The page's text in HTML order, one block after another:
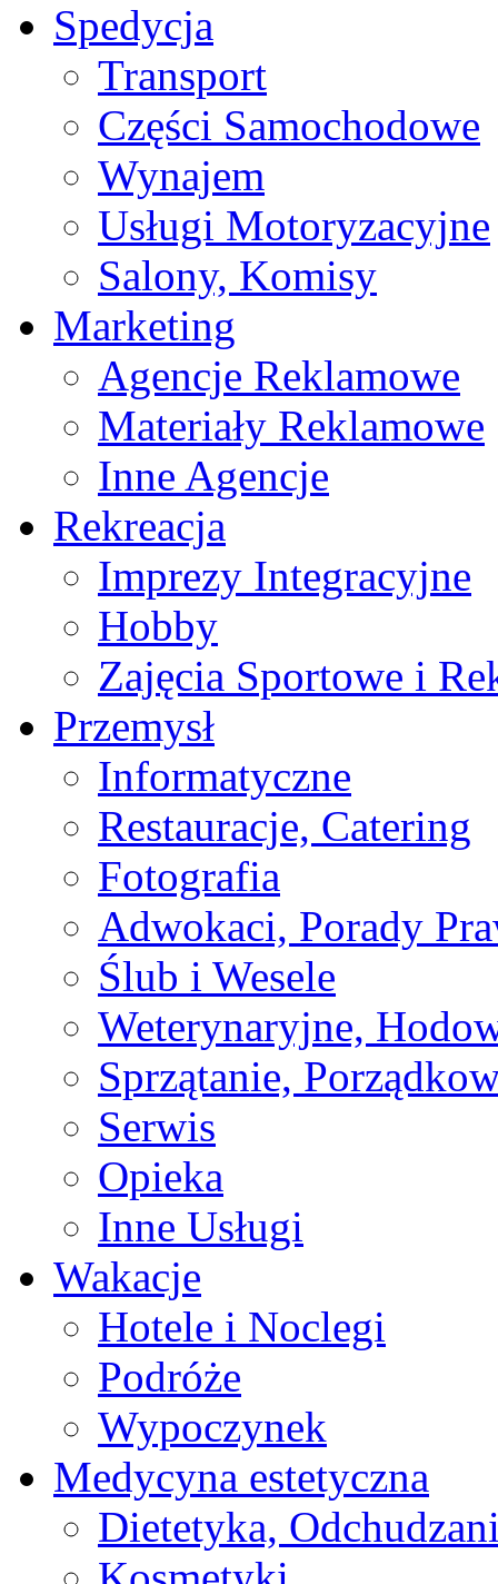
Spedycja
Transport
Części Samochodowe
Wynajem
Usługi Motoryzacyjne
Salony, Komisy
Marketing
Agencje Reklamowe
Materiały Reklamowe
Inne Agencje
Rekreacja
Imprezy Integracyjne
Hobby
Zajęcia Sportowe i
Przemysł
Informatyczne
Restauracje, Catering
Fotografia
Adwokaci, Porady
Ślub i Wesele
Weterynaryjne,
Sprzątanie,
Serwis
Opieka
Inne Usługi
Wakacje
Hotele i Noclegi
Podróże
Wypoczynek
Medycyna estetyczna
Dietetyka,